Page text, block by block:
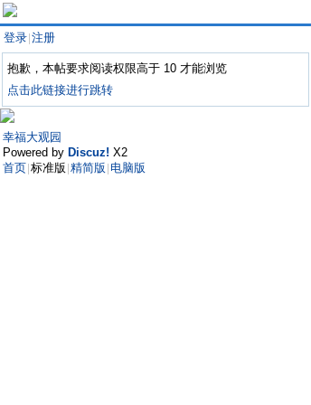
登录 注册
抱歉，本帖要求阅读权限高于 10 才能浏览
点击此链接进行跳转
幸福大观园
Powered by Discuz! X2
首页 标准版 精简版 电脑版